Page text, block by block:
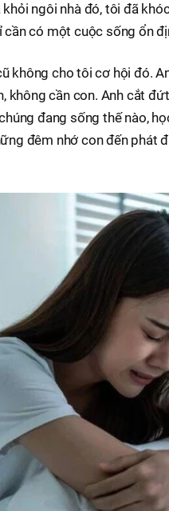
ngôi nhà đó, tôi đã
có một cuộc sống ổn
không cho tôi cơ hội đó.
không cần con. Anh cắt
đang sống thế nào,
đêm nhớ con đến phát